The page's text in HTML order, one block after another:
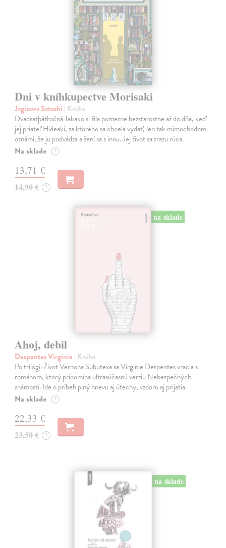
Dni v kníhkupectve Morisaki
Jagisawa Satoshi | Kniha
Dvadsaťpäťročná Takako si žila pomerne bezstarostne až do dňa, keď
jej priateľ Hideaki, za ktorého sa chcela vydať, len tak mimochodom
oznámi, že ju podvádza a žení sa s inou. Jej život sa zrazu rúca.
Na sklade ?
13,71 €
14,90 € ?
na sklade
Ahoj, debil
Despentes Virginie | Kniha
Po trilógii Život Vernona Subutexa sa Virginie Despentes vracia s
románom, ktorý pripomína ultrasúčasnú verziu Nebezpečných
známostí. Ide o príbeh plný hnevu aj útechy, vzdoru aj prijatia.
Na sklade ?
22,33 €
23,50 € ?
na sklade